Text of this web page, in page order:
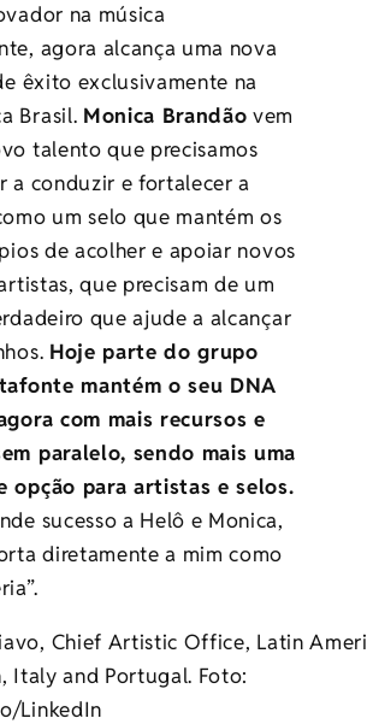
na música
agora alcança uma nova
êxito exclusivamente na
Brasil. Monica Brandão vem
talento que precisamos
a conduzir e fortalecer a
um selo que mantém os
de acolher e apoiar novos
que precisam de um
que ajude a alcançar
Hoje parte do grupo
mantém o seu DNA
com mais recursos e
paralelo, sendo mais uma
opção para artistas e selos.
sucesso a Helô e Monica,
diretamente a mim como